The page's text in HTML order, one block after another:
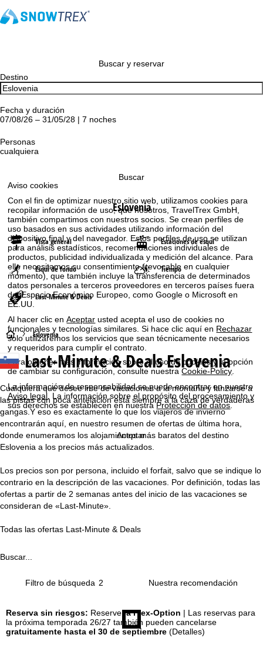
Aviso cookies
Con el fin de optimizar nuestro sitio web, utilizamos cookies para
recopilar información de uso, que nosotros, TravelTrex GmbH,
también compartimos con nuestros socios. Se crean perfiles de
uso basados en sus actividades utilizando información del
dispositivo final y del navegador. Estos perfiles de uso se utilizan
para análisis estadísticos, recomendaciones individuales de
productos, publicidad individualizada y medición del alcance. Para
ello necesitamos su consentimiento (revocable en cualquier
momento), que también incluye la transferencia de determinados
datos personales a terceros proveedores en terceros países fuera
del Espacio Económico Europeo, como Google o Microsoft en
EE.UU.
Al hacer clic enAceptar usted acepta el uso de cookies no
funcionales y tecnologías similares. Si hace clic aquí en Rechazar
solo utilizaremos los servicios que sean técnicamente necesarios
y requeridos para cumplir el contrato.
Para obtener más información sobre el uso de cookies y la opción
de cambiar su configuración, consulte nuestraCookie-Policy.
La información de responsabilidad se puede encontrar en nuestro
Aviso legal. La información sobre el propósito del procesamiento y
sus derechos se establecen en nuestraProtección de datos.
Aceptar
Buscar y reservar
Destino
Fecha y duración
07/08/26 – 31/05/28 | 7 noches
Personas
cualquiera
Buscar
Eslovenia
Vista general Estaciones de esquí
Esquí de fondo Tiempo
Last-Minute & Deals
P
á
g
i
p
r
i
p
Eslovenia
Last-Minute & Deals Eslovenia
Cualquiera que desee irse de vacaciones a la montaña y lanzarse a
las pistas con poca antelación está siempre a la caza de verdaderas
gangas.Y eso es exactamente lo que los viajeros de invierno
encontrarán aquí, en nuestro resumen de ofertas de última hora,
donde enumeramos los alojamientos más baratos del destino
Eslovenia a los precios más actualizados.
Los precios son por persona, incluido el forfait, salvo que se indique lo
contrario en la descripción de las vacaciones. Por definición, todas las
ofertas a partir de 2 semanas antes del inicio de las vacaciones se
consideran de «Last-Minute».
Todas las ofertas Last-Minute & Deals
Buscar...
Filtro de búsqueda 2
Reserva sin riesgos: Reservela Flex-Option | Las reservas para
la próxima temporada 26/27 también pueden cancelarse
gratuitamente hasta el 30 de septiembre (Detalles)